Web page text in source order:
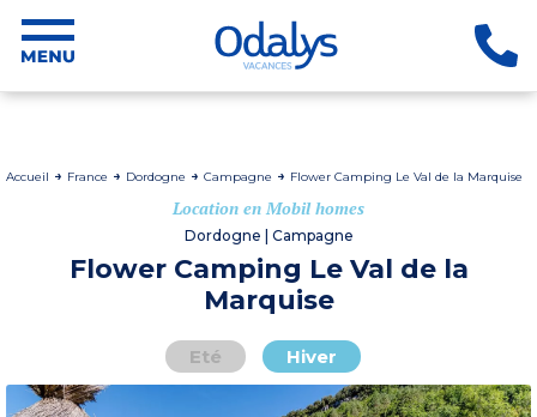
Accueil France Dordogne Campagne Flower Camping Le Val de la Marquise
Location en Mobil homes
Dordogne | Campagne
Flower Camping Le Val de la
Marquise
Eté Hiver